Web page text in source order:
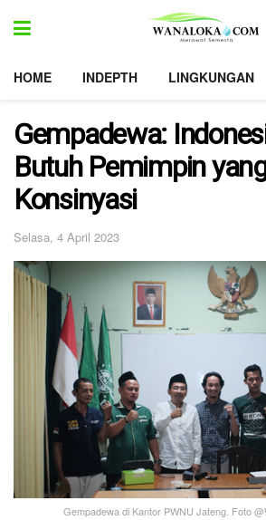
HOME INDEPTH LINGKUNGAN
Gempadewa:
Butuh Pemimpin
Konsinyasi
Selasa, 4 April 2023
Gempadewa di Kantor PWNU Jateng. Foto